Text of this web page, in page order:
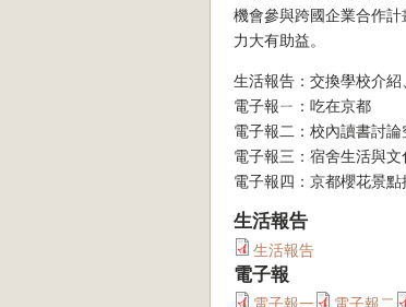
機會參與跨國企業合作
力大有助益。
生活報告：交換學校介
電子報ㄧ：吃在京都
電子報二：校內讀書討論
電子報三：宿舍生活與文
電子報四：京都櫻花景點
生活報告
生活報告
電子報